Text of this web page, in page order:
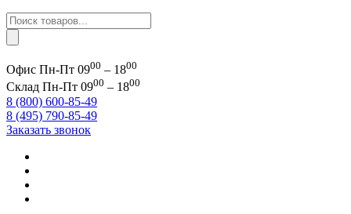
Поиск
товаров
Офис Пн-Пт 0900 – 1800
Склад Пн-Пт 0900 – 1800
8 (800) 600-85-49
8 (495) 790-85-49
Заказать звонок